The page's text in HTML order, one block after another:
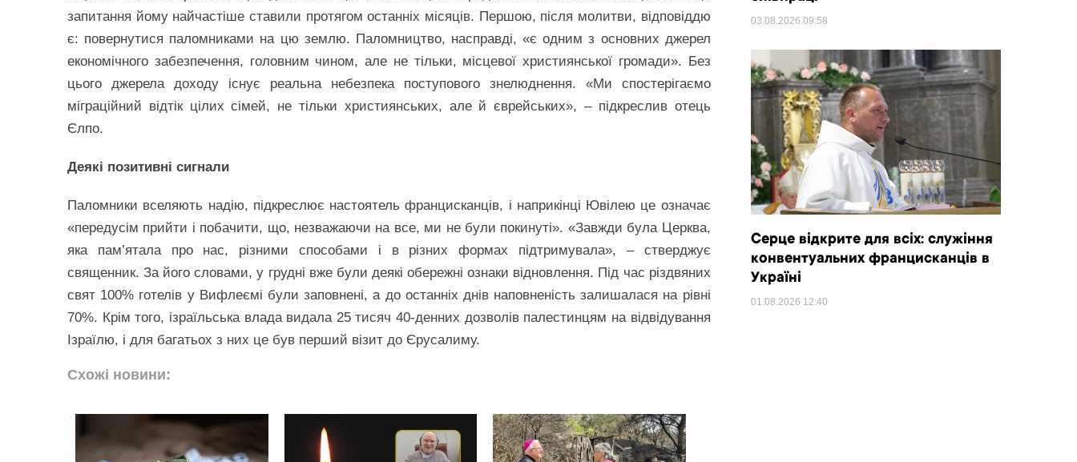
запитання йому найчастіше ставили протягом останніх місяців. Першою, після молитви, відповіддю
є: повернутися паломниками на цю землю. Паломництво, насправді, «є одним з основних джерел
економічного забезпечення, головним чином, але не тільки, місцевої християнської громади». Без
цього джерела доходу існує реальна небезпека поступового знелюднення. «Ми спостерігаємо
міграційний відтік цілих сімей, не тільки християнських, але й єврейських», – підкреслив отець
Єлпо.
Деякі позитивні сигнали
Паломники вселяють надію, підкреслює настоятель францисканців, і наприкінці Ювілею це означає
«передусім прийти і побачити, що, незважаючи на все, ми не були покинуті». «Завжди була Церква,
яка пам’ятала про нас, різними способами і в різних формах підтримувала», – стверджує
священник. За його словами, у грудні вже були деякі обережні ознаки відновлення. Під час різдвяних
свят 100% готелів у Вифлеємі були заповнені, а до останніх днів наповненість залишалася на рівні
70%. Крім того, ізраїльська влада видала 25 тисяч 40-денних дозволів палестинцям на відвідування
Ізраїлю, і для багатьох з них це був перший візит до Єрусалиму.
Схожі новини:
03.08.2026 09:58
Серце відкрите для всіх: служіння
конвентуальних францисканців в
Україні
01.08.2026 12:40